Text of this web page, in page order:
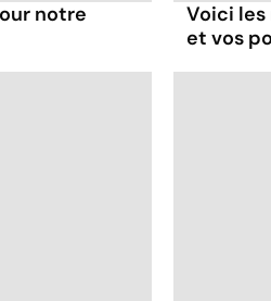
notre
Voici
et vos